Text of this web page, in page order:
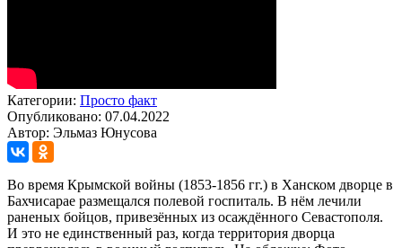
Категории: Просто факт
Опубликовано: 07.04.2022
Автор: Эльмаз Юнусова
Во время Крымской войны (1853-1856 гг.) в Ханском дворце в
Бахчисарае размещался полевой госпиталь. В нём лечили
раненых бойцов, привезённых из осаждённого Севастополя.
И это не единственный раз, когда территория дворца